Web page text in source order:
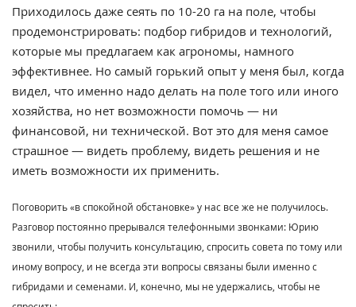
Приходилось даже сеять по 10-20 га на поле, чтобы
продемонстрировать: подбор гибридов и технологий,
которые мы предлагаем как агрономы, намного
эффективнее. Но самый горький опыт у меня был, когда
видел, что именно надо делать на поле того или иного
хозяйства, но нет возможности помочь — ни
финансовой, ни технической. Вот это для меня самое
страшное — видеть проблему, видеть решения и не
иметь возможности их применить.
Поговорить «в спокойной обстановке» у нас все же не получилось.
Разговор постоянно прерывался телефонными звонками: Юрию
звонили, чтобы получить консультацию, спросить совета по тому или
иному вопросу, и не всегда эти вопросы связаны были именно с
гибридами и семенами. И, конечно, мы не удержались, чтобы не